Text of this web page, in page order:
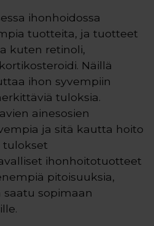
ihonhoidossa
tuotteita, ja tuotteet
kuten retinoli,
Näillä
ihon syvempiin
tuloksia.
ainesosien
ja sitä kautta hoito
tulokset
ihonhoitotuotteet
pitoisuuksia,
sopimaan